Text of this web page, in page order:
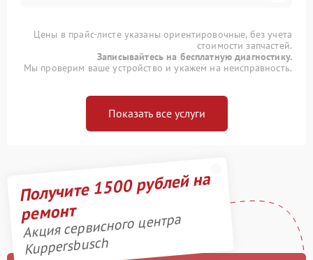
Цены в прайс-листе указаны ориентировочные, без учета
стоимости запчастей.
Записывайтесь на бесплатную диагностику.
Мы проверим ваше устройство и укажем на неисправность.
Показать все услуги
Получите 1500 рублей на
ремонт
Акция сервисного центра
Kuppersbusch